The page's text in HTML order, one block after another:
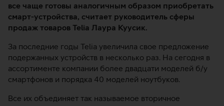
все чаще готовы аналогичным образом приобретать
смарт-устройства, считает руководитель сферы
продаж товаров Telia Лаура Куусик.
За последние годы Telia увеличила свое предложение
подержанных устройств в несколько раз. На сегодня в
ассортименте компании более двадцати моделей б/у
смартфонов и порядка 40 моделей ноутбуков.
Все их объединяет так называемое вторичное